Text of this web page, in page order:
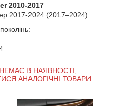
2010-2017
2017-2024 (2017–2024)
В НАЯВНОСТІ,
АНАЛОГІЧНІ ТОВАРИ: